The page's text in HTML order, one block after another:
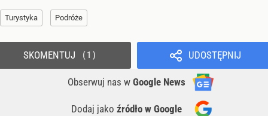
Turystyka Podróże
UDOSTĘPNIJ
Obserwuj nas w Google News
Dodaj jako źródło w Google
SKOMENTUJ 1